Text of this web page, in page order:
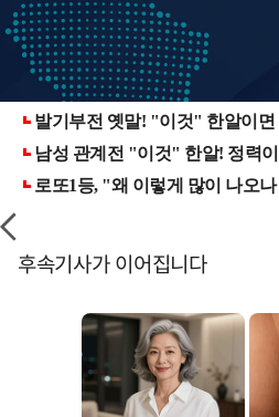
후속기사가 이어집니다